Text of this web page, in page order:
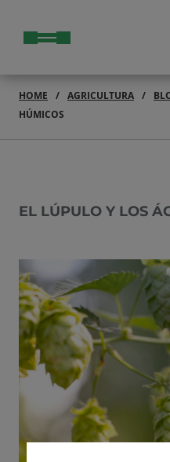
HOME AGRICULTURA
HÚMICOS
EL LÚPULO Y LOS